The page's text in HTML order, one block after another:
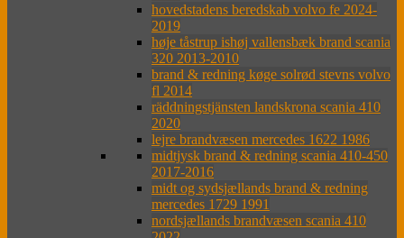
hovedstadens beredskab volvo fe 2024-
2019
høje tåstrup ishøj vallensbæk brand scania
320 2013-2010
brand & redning køge solrød stevns volvo
fl 2014
räddningstjänsten landskrona scania 410
2020
lejre brandvæsen mercedes 1622 1986
midtjysk brand & redning scania 410-450
2017-2016
midt og sydsjællands brand & redning
mercedes 1729 1991
nordsjællands brandvæsen scania 410